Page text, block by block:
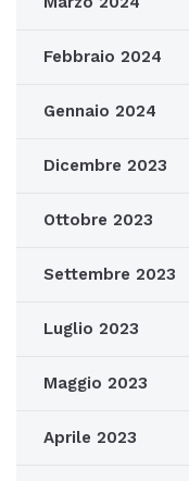
Febbraio 2024
Gennaio 2024
Dicembre 2023
Ottobre 2023
Settembre 2023
Luglio 2023
Maggio 2023
Aprile 2023